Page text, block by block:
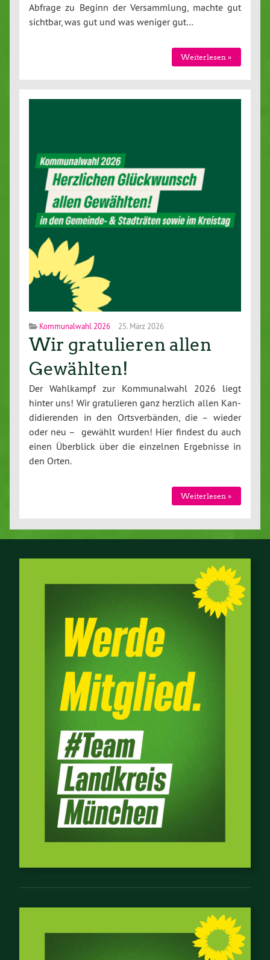
Ab­fra­ge zu Beginn der Ver­samm­lung, machte gut
sichtbar, was gut und was weniger gut…
Wei­ter­le­sen »
Kommunalwahl 2026 25. März 2026
Wir gratulieren allen
Gewählten!
Der Wahlkampf zur Kom­mu­nal­wahl 2026 liegt
hinter uns! Wir gra­tu­lie­ren ganz herzlich allen Kan­
di­die­ren­den in den Orts­ver­bän­den, die – wieder
oder neu – gewählt wurden! Hier findest du auch
einen Überblick über die einzelnen Er­geb­nis­se in
den Orten.
Wei­ter­le­sen »